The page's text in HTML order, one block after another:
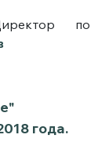
по
года.